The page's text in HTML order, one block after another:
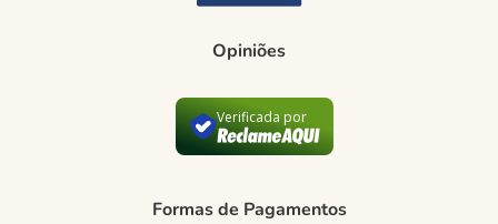
Política de Privacidade
Opiniões
Verificada por
Formas de Pagamentos